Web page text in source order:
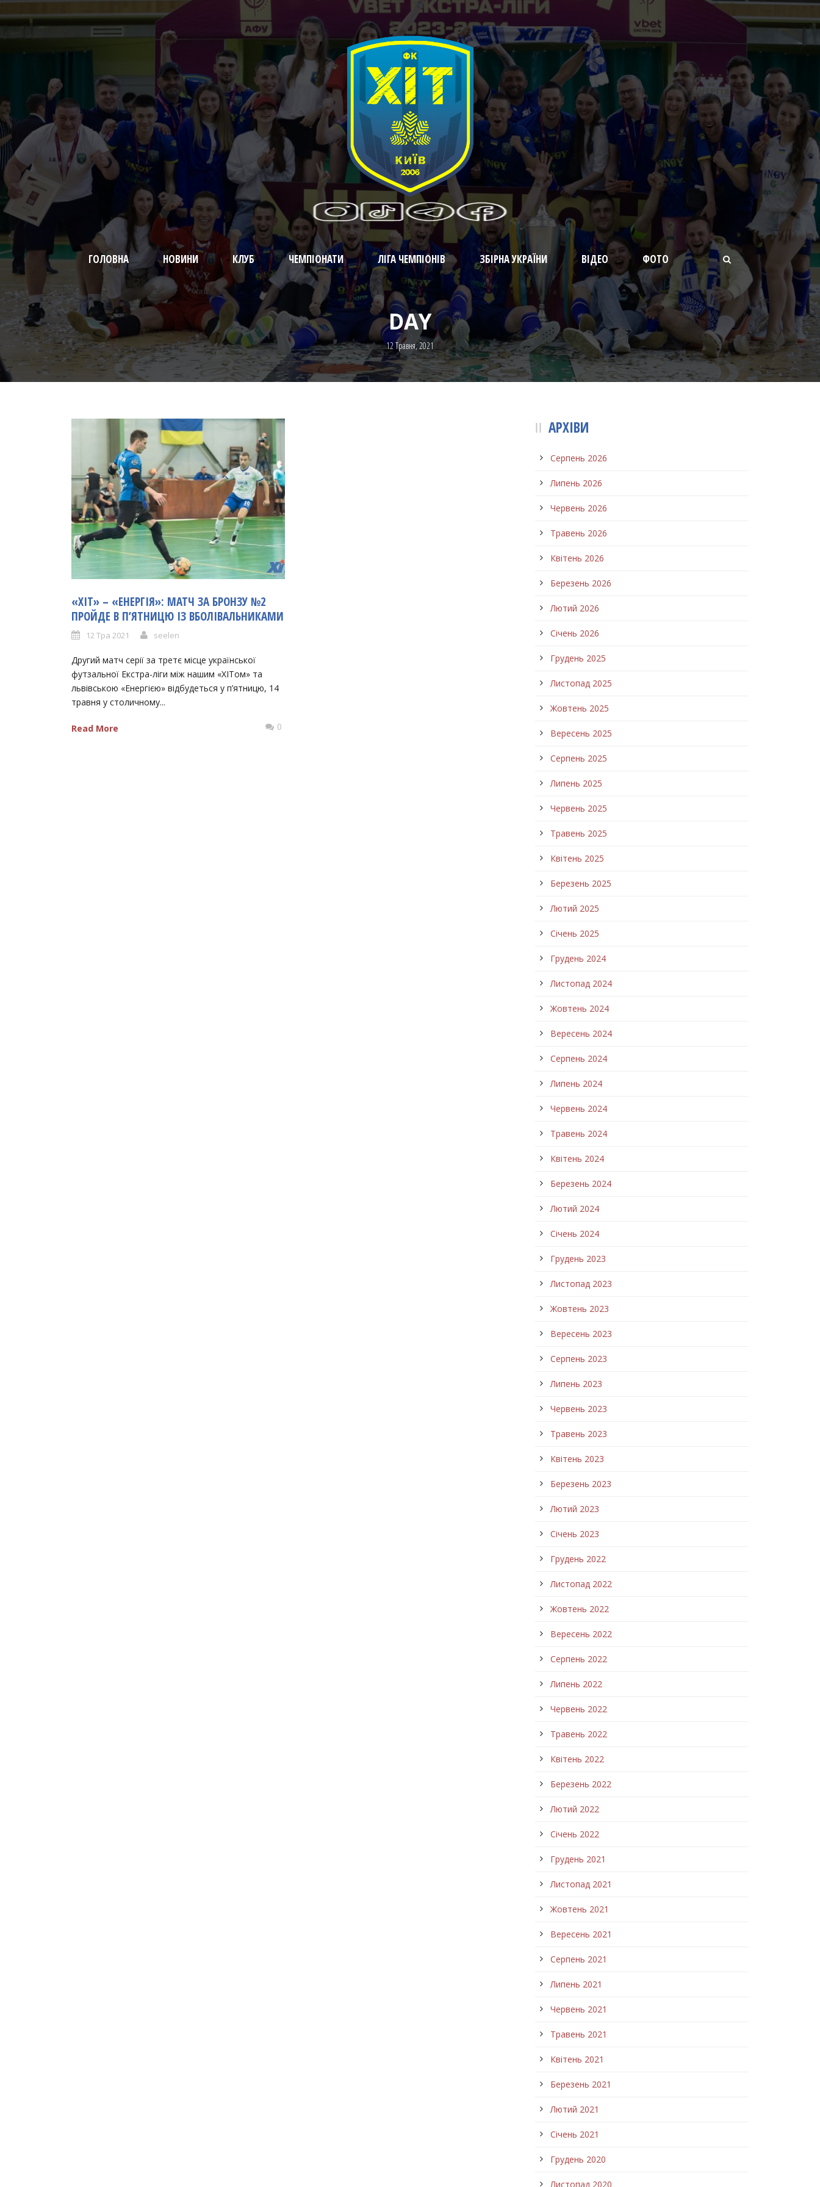
ГОЛОВНА НОВИНИ КЛУБ ЧЕМПІОНАТИ ЛІГА ЧЕМПІОНІВ ЗБІРНА УКРАЇНИ ВІДЕО ФОТО
DAY
12 Травня, 2021
«ХІТ» – «ЕНЕРГІЯ»: МАТЧ ЗА БРОНЗУ №2
ПРОЙДЕ В П’ЯТНИЦЮ ІЗ ВБОЛІВАЛЬНИКАМИ
12 Тра 2021 seelen
Другий матч серії за третє місце української
футзальної Екстра-ліги між нашим «ХІТом» та
львівською «Енергією» відбудеться у п’ятницю, 14
травня у столичному...
Read More 0
АРХІВИ
Серпень 2026
Липень 2026
Червень 2026
Травень 2026
Квітень 2026
Березень 2026
Лютий 2026
Січень 2026
Грудень 2025
Листопад 2025
Жовтень 2025
Вересень 2025
Серпень 2025
Липень 2025
Червень 2025
Травень 2025
Квітень 2025
Березень 2025
Лютий 2025
Січень 2025
Грудень 2024
Листопад 2024
Жовтень 2024
Вересень 2024
Серпень 2024
Липень 2024
Червень 2024
Травень 2024
Квітень 2024
Березень 2024
Лютий 2024
Січень 2024
Грудень 2023
Листопад 2023
Жовтень 2023
Вересень 2023
Серпень 2023
Липень 2023
Червень 2023
Травень 2023
Квітень 2023
Березень 2023
Лютий 2023
Січень 2023
Грудень 2022
Листопад 2022
Жовтень 2022
Вересень 2022
Серпень 2022
Липень 2022
Червень 2022
Травень 2022
Квітень 2022
Березень 2022
Лютий 2022
Січень 2022
Грудень 2021
Листопад 2021
Жовтень 2021
Вересень 2021
Серпень 2021
Липень 2021
Червень 2021
Травень 2021
Квітень 2021
Березень 2021
Лютий 2021
Січень 2021
Грудень 2020
Листопад 2020